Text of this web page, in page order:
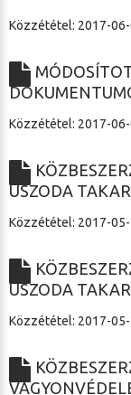
Közzététel: 2017-06-
Közzététel: 2017-06-
USZODA
Közzététel: 2017-05-
USZODA
Közzététel: 2017-05-